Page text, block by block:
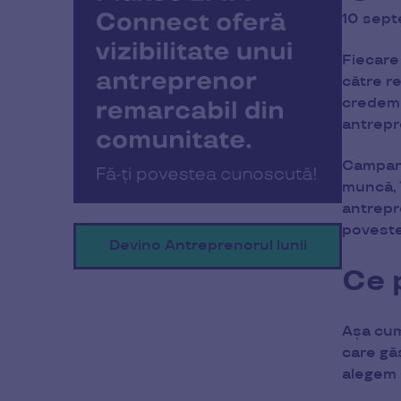
Devino Antreprenorul lunii
10
către
Ce
Așa
care